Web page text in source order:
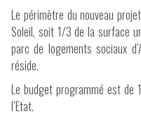
Le périmètre du nouveau
Soleil, soit 1/3 de la surface
parc de logements sociaux
réside.
Le budget programmé est de
l’Etat.